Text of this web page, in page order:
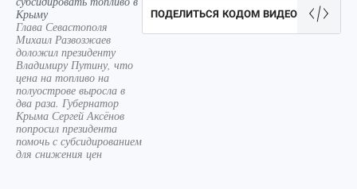
Крыму
Глава Севастополя
Михаил Развозжаев
доложил президенту
Владимиру Путину, что
цена на топливо на
полуострове выросла в
два раза. Губернатор
Крыма Сергей Аксёнов
попросил президента
помочь с субсидированием
для снижения цен
ПОДЕЛИТЬСЯ КОДОМ ВИДЕО